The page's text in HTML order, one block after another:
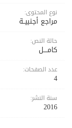
نوع المحتوى:
مراجع أجنبيــة
حالة النص:
كامــــل
عدد الصفحات:
4
سنة النشر:
2016